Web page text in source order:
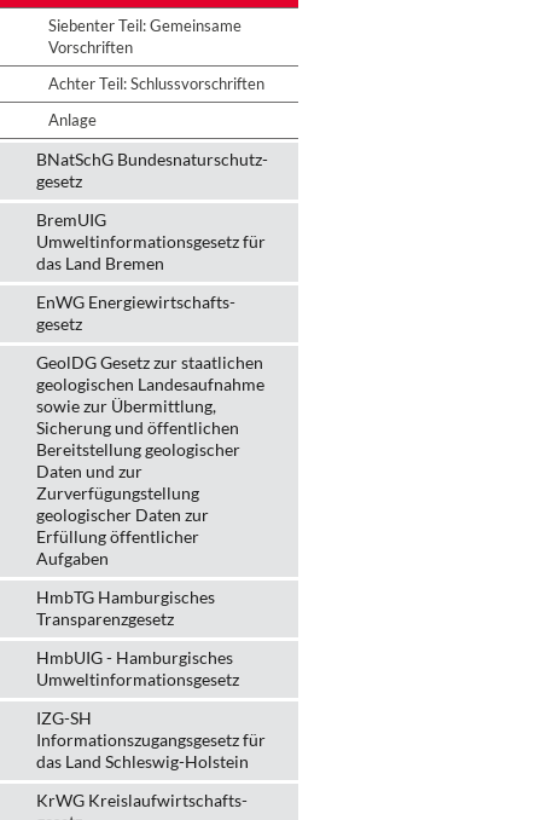
Siebenter Teil: Gemeinsame
Vorschriften
Achter Teil: Schlussvorschriften
Anlage
BNatSchG Bundesnaturschutz-
gesetz
BremUIG
Umweltinformationsgesetz für
das Land Bremen
EnWG Energiewirtschafts-
gesetz
GeolDG Gesetz zur staatlichen
geologischen Landesaufnahme
sowie zur Übermittlung,
Sicherung und öffentlichen
Bereitstellung geologischer
Daten und zur
Zurverfügungstellung
geologischer Daten zur
Erfüllung öffentlicher
Aufgaben
HmbTG Hamburgisches
Transparenzgesetz
HmbUIG - Hamburgisches
Umweltinformationsgesetz
IZG-SH
Informationszugangsgesetz für
das Land Schleswig-Holstein
KrWG Kreislaufwirtschafts­